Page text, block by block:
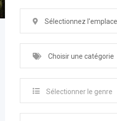
Sélectionnez
Choisir une catégorie
Sélectionner le genre